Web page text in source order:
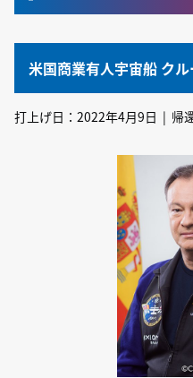
米国商業有人宇宙船 クル
打上げ日：2022年4月9日 | 帰